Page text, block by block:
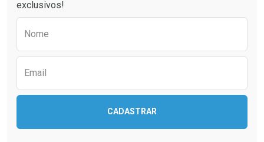
exclusivos!
Nome
Email
CADASTRAR